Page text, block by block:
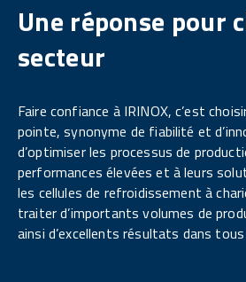
Une réponse pour
secteur
Faire confiance à IRINOX, c’est
pointe, synonyme de fiabilité et
d’optimiser les processus de
performances élevées et à leurs
les cellules de refroidissement à
traiter d’importants volumes de
ainsi d’excellents résultats dans